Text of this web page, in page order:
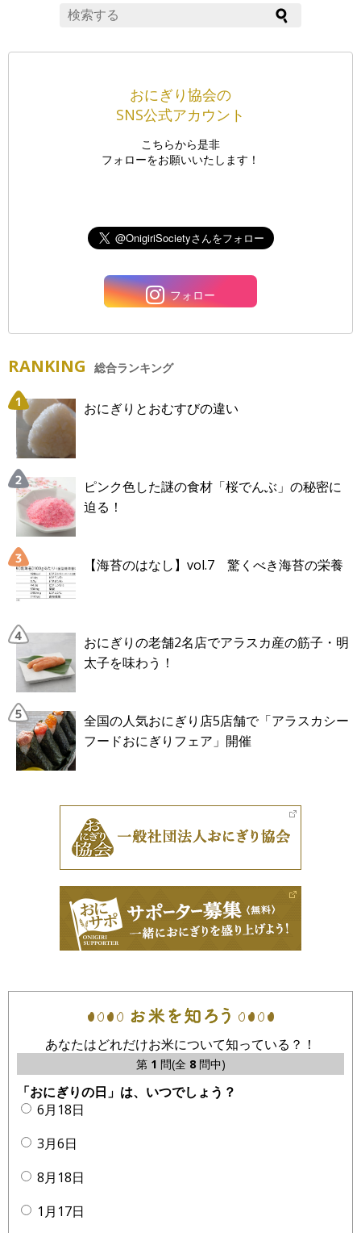
おにぎり協会の
SNS公式アカウント
こちらから是非
フォローをお願いいたします！
フォロー
RANKING 総合ランキング
おにぎりとおむすびの違い
ピンク色した謎の食材「桜でんぶ」の秘密に
迫る！
【海苔のはなし】vol.7 驚くべき海苔の栄養
おにぎりの老舗2名店でアラスカ産の筋子・明
太子を味わう！
全国の人気おにぎり店5店舗で「アラスカシー
フードおにぎりフェア」開催
あなたはどれだけお米について知っている？！
第 1 問(全 8問中)
「おにぎりの日」は、いつでしょう？
6月18日
3月6日
8月18日
1月17日